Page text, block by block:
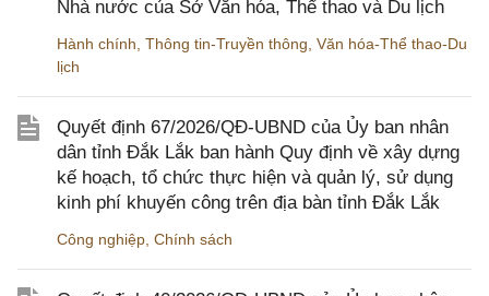
Nhà nước của Sở Văn hóa, Thể thao và Du lịch
Hành chính Thông tin-Truyền thông Văn hóa-Thể thao-Du
lịch
Quyết định 67/2026/QĐ-UBND của Ủy ban nhân
dân tỉnh Đắk Lắk ban hành Quy định về xây dựng
kế hoạch, tổ chức thực hiện và quản lý, sử dụng
kinh phí khuyến công trên địa bàn tỉnh Đắk Lắk
Công nghiệp Chính sách